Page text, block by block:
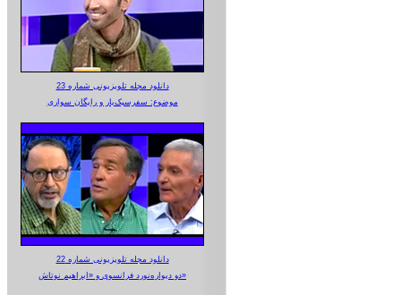
دانلود مجله تلویزیونی شماره 23
موضوع: سفرسبک‌بار و رایگان سواری
دانلود مجله تلویزیونی شماره 22
دو دیواره‌نورد فرانسوی و «ابراهیم نوتاش»